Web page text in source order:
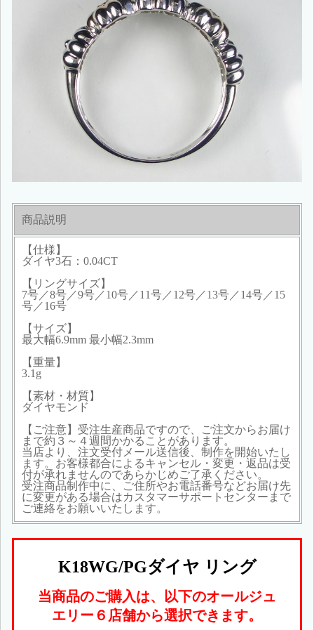
商品説明
【仕様】
ダイヤ3石：0.04CT
【リングサイズ】
7号／8号／9号／10号／11号／12号／13号／14号／15
号／16号
【サイズ】
最大幅6.9mm 最小幅2.3mm
【重量】
3.1g
【素材・材質】
ダイヤモンド
【ご注意】受注生産商品ですので、ご注文からお届け
まで約３～４週間かかることがあります。
当店より、注文受付メール送信後、制作を開始いたし
ます。お客様都合によるキャンセル・変更・返品は受
付が承れませんのであらかじめご了承ください。
受注商品制作中に、ご住所やお電話番号などお届け先
に変更がある場合はカスタマーサポートセンターまで
ご連絡をお願いいたします。
K18WG/PGダイヤ リング
当商品のご購入は、以下のオールジュ
エリー６店舗から選択できます。